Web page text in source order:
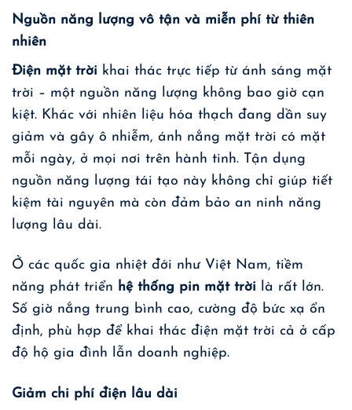
Nguồn năng lượng vô tận và miễn phí từ thiên
nhiên
Điện mặt trời khai thác trực tiếp từ ánh sáng mặt
trời – một nguồn năng lượng không bao giờ cạn
kiệt. Khác với nhiên liệu hóa thạch đang dần suy
giảm và gây ô nhiễm, ánh nắng mặt trời có mặt
mỗi ngày, ở mọi nơi trên hành tinh. Tận dụng
nguồn năng lượng tái tạo này không chỉ giúp tiết
kiệm tài nguyên mà còn đảm bảo an ninh năng
lượng lâu dài.
Ở các quốc gia nhiệt đới như Việt Nam, tiềm
năng phát triển hệ thống pin mặt trời là rất lớn.
Số giờ nắng trung bình cao, cường độ bức xạ ổn
định, phù hợp để khai thác điện mặt trời cả ở cấp
độ hộ gia đình lẫn doanh nghiệp.
Giảm chi phí điện lâu dài